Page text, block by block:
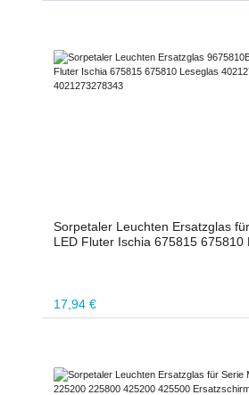
Sorpetaler Leuchten Ersatzglas
Regulärer Preis:
17,94 €